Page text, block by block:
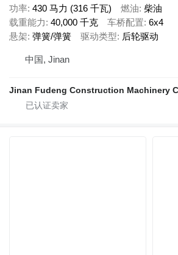
功率 430 马力 (316 千瓦) 燃油 柴油
载重能力 40,000 千克 车桥配置 6x4
悬架 弹簧/弹簧 驱动类型 后轮驱动
中国, Jinan
Jinan Fudeng Construction Machinery